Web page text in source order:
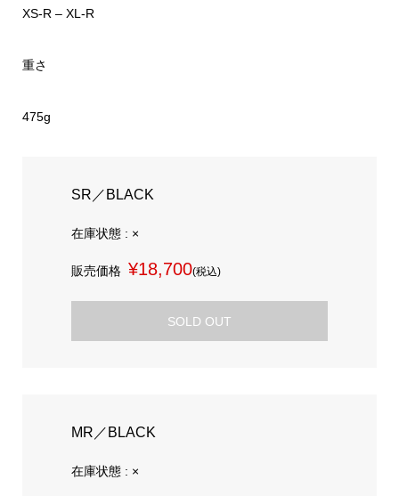
XS-R – XL-R
重さ
475g
SR／BLACK
在庫状態 : ×
販売価格 ¥18,700(税込)
SOLD OUT
MR／BLACK
在庫状態 : ×